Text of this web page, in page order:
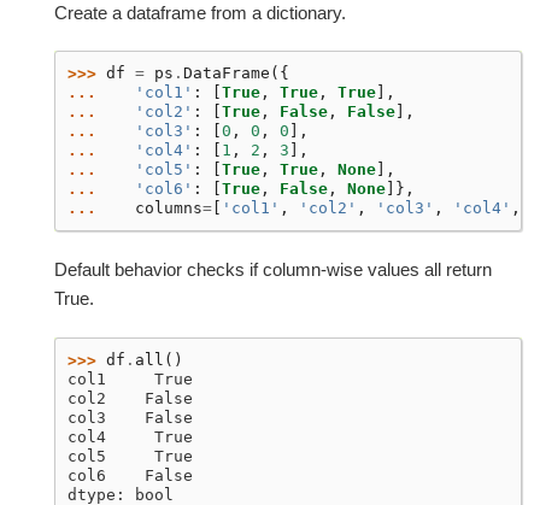
Create a dataframe from a dictionary.
>>> df = ps . DataFrame ({
...
'col1' : True , True , True ],
...
'col2' : True , False , False ],
...
'col3' : 0 , 0 , 0 ],
...
'col4' : 1 , 2 , 3 ],
...
'col5' : True , True , None ],
...
'col6' : True , False , None ]},
...
columns= 'col1' , 'col2' , 'col3' , 'col4' ,
Default behavior checks if column-wise values all return
True.
>>> df . all ()
col1     True
col2    False
col3    False
col4     True
col5     True
col6    False
dtype: bool